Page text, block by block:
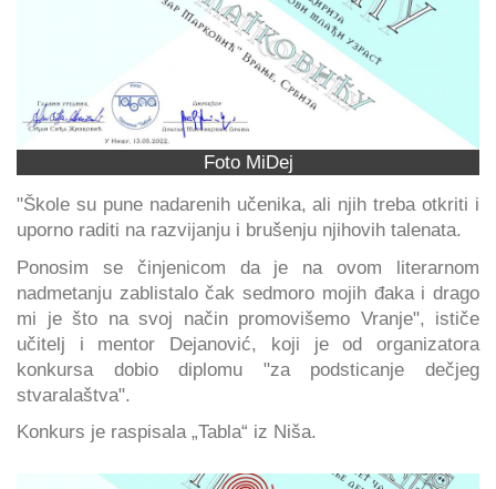
Foto MiDej
"Škole su pune nadarenih učenika, ali njih treba otkriti i
uporno raditi na razvijanju i brušenju njihovih talenata.
Ponosim se činjenicom da je na ovom literarnom
nadmetanju zablistalo čak sedmoro mojih đaka i drago
mi je što na svoj način promovišemo Vranje", ističe
učitelj i mentor Dejanović, koji je od organizatora
konkursa dobio diplomu "za podsticanje dečjeg
stvaralaštva".
Konkurs je raspisala „Tabla“ iz Niša.